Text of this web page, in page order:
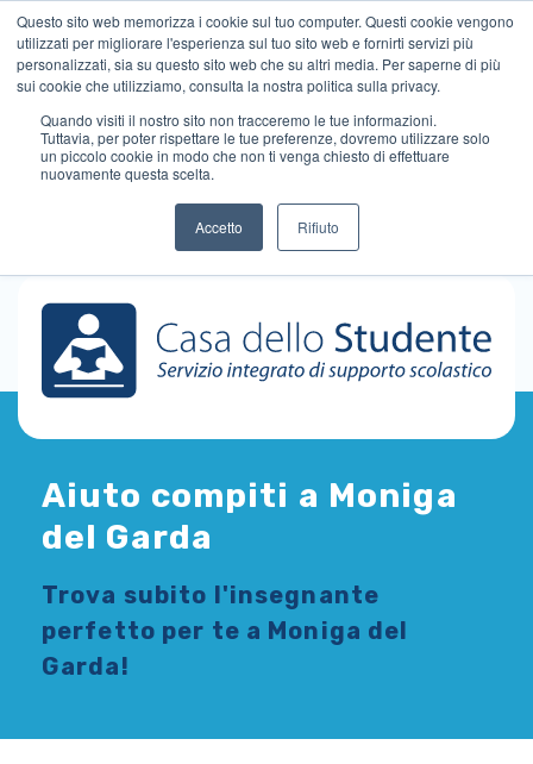
Questo sito web memorizza i cookie sul tuo computer. Questi cookie vengono
utilizzati per migliorare l'esperienza sul tuo sito web e fornirti servizi più
personalizzati, sia su questo sito web che su altri media. Per saperne di più
sui cookie che utilizziamo, consulta la nostra politica sulla privacy.
Quando visiti il ​​nostro sito non tracceremo le tue informazioni.
Tuttavia, per poter rispettare le tue preferenze, dovremo utilizzare solo
un piccolo cookie in modo che non ti venga chiesto di effettuare
nuovamente questa scelta.
Accetto Rifiuto
Aiuto compiti a Moniga
del Garda
Trova subito l'insegnante
perfetto per te a Moniga del
Garda!